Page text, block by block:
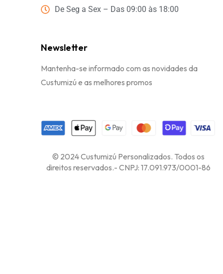
De Seg a Sex – Das 09:00 às 18:00
Newsletter
Mantenha-se informado com as novidades da
Custumizú e as melhores promos
© 2024 Custumizú Personalizados. Todos os
direitos reservados.- CNPJ: 17.091.973/0001-86